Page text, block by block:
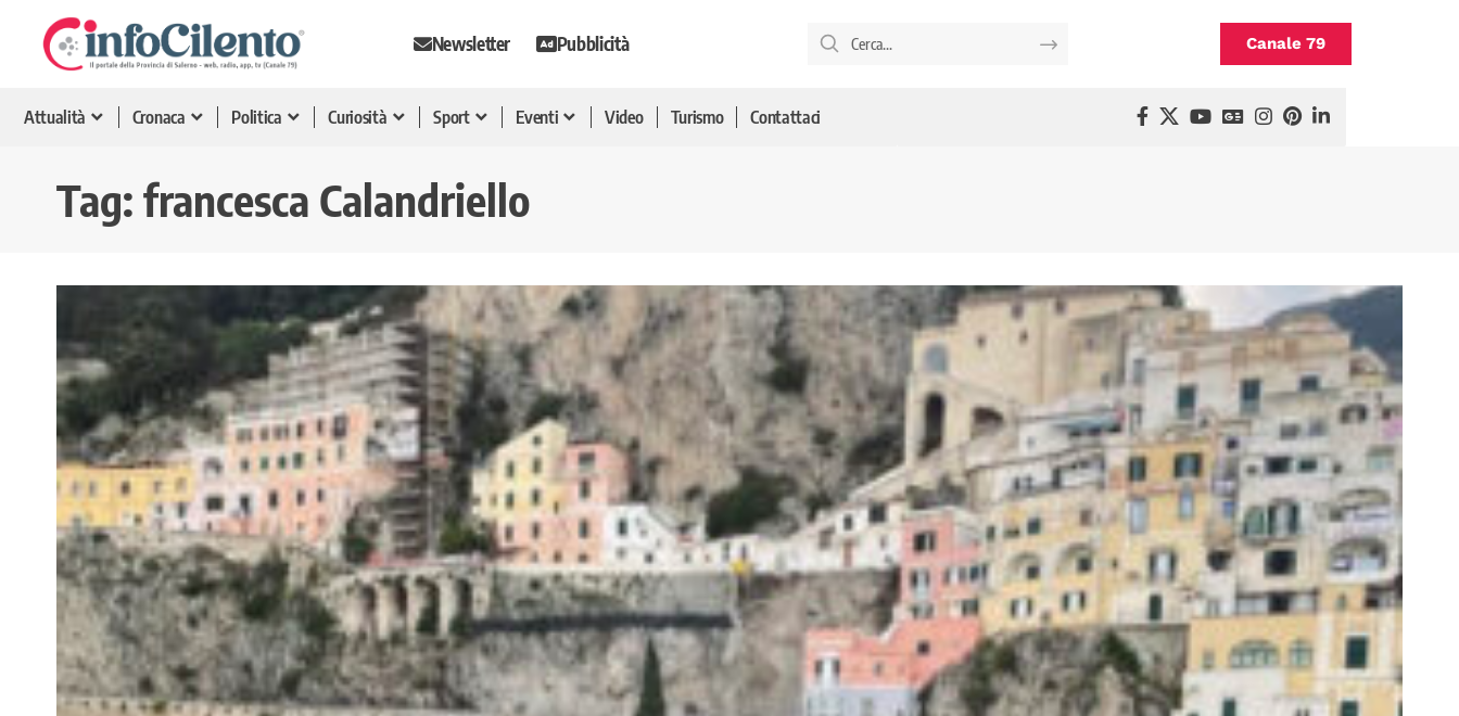
Newsletter Pubblicità Canale 79
Attualità Cronaca Politica Curiosità Sport Eventi Video Turismo Contattaci
Tag: francesca Calandriello